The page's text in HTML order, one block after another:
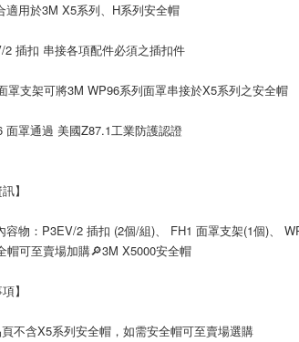
用於3M X5系列、H系列安全帽
插扣 串接各項配件必須之插扣件
支架可將3M WP96系列面罩串接於X5系列之安全帽
罩通過 美國Z87.1工業防護認證
】
物：P3EV/2 插扣 (2個/組)、 FH1 面罩支架(1個)、
帽可至賣場加購🔎3M X5000安全帽
】
不含X5系列安全帽，如需安全帽可至賣場選購